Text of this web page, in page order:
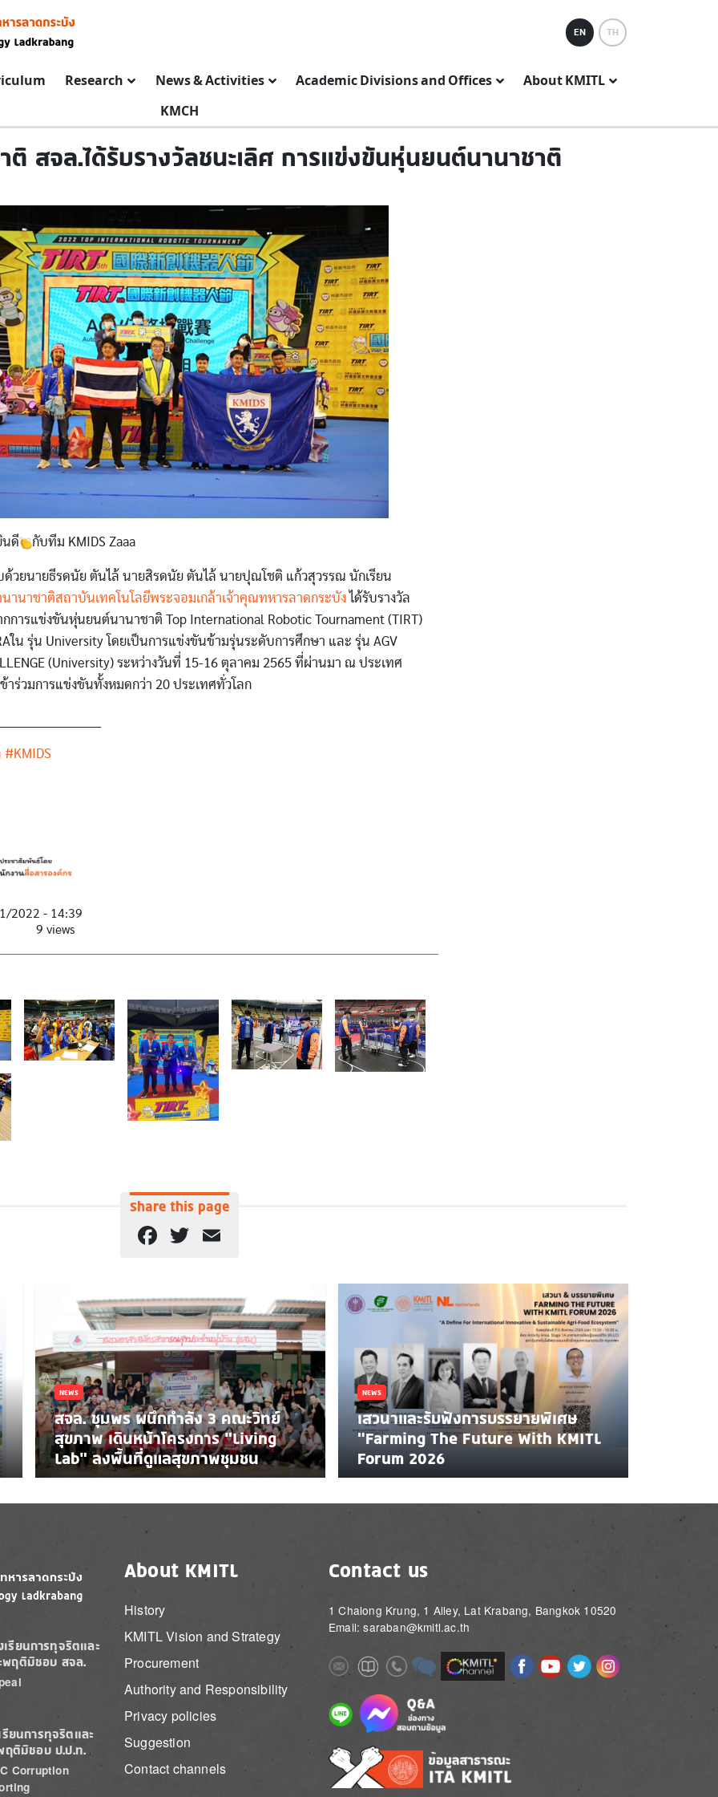
EN TH
Research News & Activities Academic Divisions and Offices
About KMITL
KMCH
ติ สจล.ได้รับรางวัลชนะเลิศ การแข่งขันหุ่นยนต์นานาชาติ
นดี กับทีม KMIDS Zaaa
วยนายธีรดนัย ตันไล้ นายสิรดนัย ตันไล้ นายปุณโชติ แก้วสุวรรณ นักเรียน
นานาชาติสถาบันเทคโนโลยีพระจอมเกล้าเจ้าคุณทหารลาดกระบัง ได้รับรางวัล
การแข่งขันหุ่นยนต์นานาชาติ Top International Robotic Tournament (TIRT)
ใน รุ่น University โดยเป็นการแข่งขันข้ามรุ่นระดับการศึกษา และ รุ่น AGV
(University) ระหว่างวันที่ 15-16 ตุลาคม 2565 ที่ผ่านมา ณ ประเทศ
าร่วมการแข่งขันทั้งหมดกว่า 20 ประเทศทั่วโลก
#KMIDS
2022 - 14:39
9 views
Share this page
Facebook
Twitter
NEWS
สจล. ชุมพร ผนึกกำลัง 3 คณะวิทย์
สุขภาพ เดินหน้าโครงการ “Living
Lab” ลงพื้นที่ดูแลสุขภาพชุมชน
NEWS
เสวนาและรับฟังการบรรยายพิเศษ
"Farming The Future With KMITL
Forum 2026
เรียนการทุจริตและ
พฤติมิชอบ สจล.
รียนการทุจริตและ
ฤติมิชอบ ป.ป.ท.
Corruption
About KMITL
History
KMITL Vision and Strategy
Procurement
Authority and Responsibility
Privacy policies
Suggestion
Contact channels
Contact us
1 Chalong Krung, 1 Alley, Lat Krabang, Bangkok 10520
Email: saraban@kmitl.ac.th
ImageImageImageImage Image ImageImageImageImage
Image Image
Image